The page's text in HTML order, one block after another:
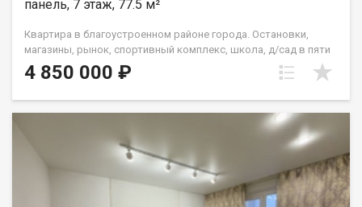
панель, 7 этаж, 77.5 м²
Квартира в благоустроенном районе города. Остановки,
магазины, рынок, спортивный комплекс, школа, д/сад в пяти
минутах ходьбы. Парковочные маста во дворе.
Благоустроенная придомовая территория. Квартира
большая кухня. Подойдет для семьи с разнополыми детьми.
Для каждого отдельная комната. квартира без современного
ремонта, но для жизни все обустроено. Главное
месторасположение. Панорамный вид из окон. Назовите при
звонке данный номер объявления - 541725 Номер объекта:
4 850 000 ₽